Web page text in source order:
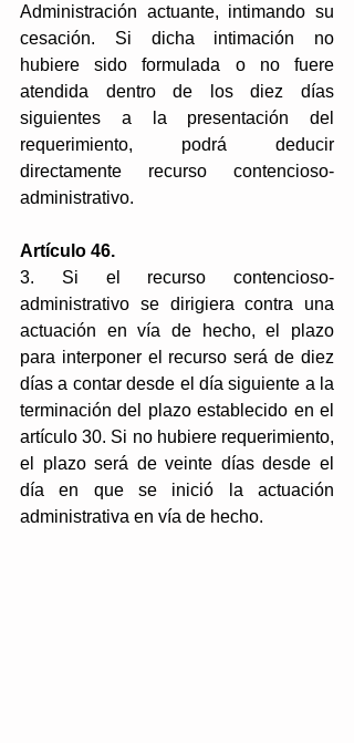
Administración actuante, intimando su
cesación. Si dicha intimación no
hubiere sido formulada o no fuere
atendida dentro de los diez días
siguientes a la presentación del
requerimiento, podrá deducir
directamente recurso contencioso-
administrativo.
Artículo 46.
3. Si el recurso contencioso-
administrativo se dirigiera contra una
actuación en vía de hecho, el plazo
para interponer el recurso será de diez
días a contar desde el día siguiente a la
terminación del plazo establecido en el
artículo 30. Si no hubiere requerimiento,
el plazo será de veinte días desde el
día en que se inició la actuación
administrativa en vía de hecho.